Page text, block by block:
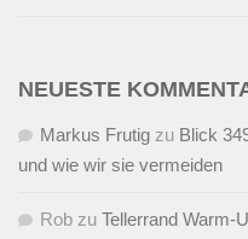
NEUESTE
Markus Frutig zu Blick
und wie wir sie vermeiden
Rob zu Tellerrand Warm-